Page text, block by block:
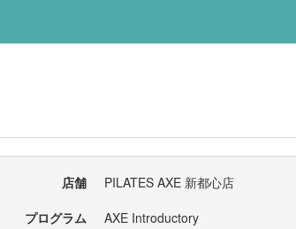
店舗
PILATES AXE 新都心店
プログラム
AXE Introductory